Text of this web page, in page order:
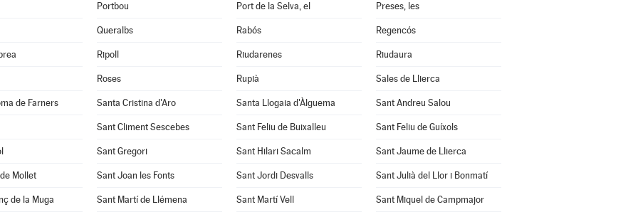
Portbou Port de la Selva, el Preses, les
Queralbs Rabós Regencós
Ripoll Riudarenes Riudaura
Roses Rupià Sales de Llierca
de Farners Santa Cristina d'Aro Santa Llogaia d'Àlguema Sant Andreu Salou
Sant Climent Sescebes Sant Feliu de Buixalleu Sant Feliu de Guíxols
Sant Gregori Sant Hilari Sacalm Sant Jaume de Llierca
Mollet Sant Joan les Fonts Sant Jordi Desvalls Sant Julià del Llor i Bonmatí
de la Muga Sant Martí de Llémena Sant Martí Vell Sant Miquel de Campmajor